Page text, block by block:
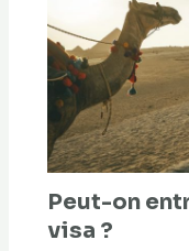
Peut-on
visa ?